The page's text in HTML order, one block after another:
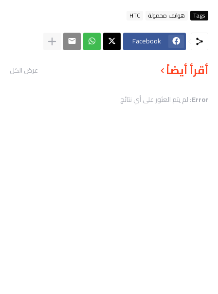
Tags هواتف محمولة HTC
Facebook
أقرأ أيضاً عرض الكل
Error: لم يتم العثور على أي نتائج